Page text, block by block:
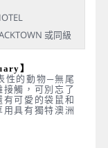
或同級
】
性的動物─無尾
觸，可別忘了
可愛的袋鼠和
具有獨特澳洲